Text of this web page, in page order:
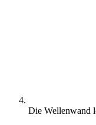
Die Wellenwand